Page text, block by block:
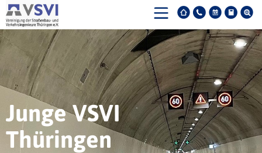
Junge VSVI
Thüringen